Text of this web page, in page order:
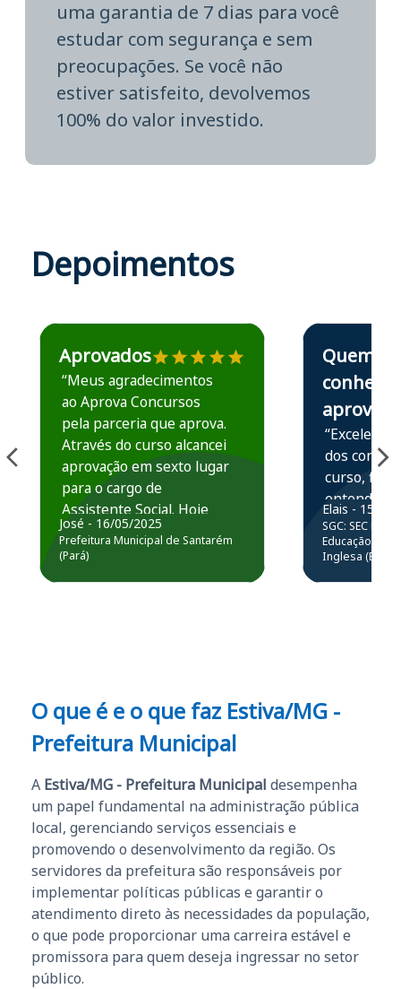
uma garantia de 7 dias para você
estudar com segurança e sem
preocupações. Se você não
estiver satisfeito, devolvemos
100% do valor investido.
Depoimentos
Estudante José recomenda o Aprova Concursos em
Aprovados
“Meus agradecimentos
ao Aprova Concursos
pela parceria que aprova.
Através do curso alcancei
aprovação em sexto lugar
para o cargo de
Assistente Social. Hoje
estou atuando na
Prefeitura de Santarém.
José - 16/05/2025
Prefeitura Municipal de Santarém
(Pará)
Estudante Elais
Quem
conhece,
aprova
“Excelente
dos
curso,
entender e
prática
resolução
questões.”
Elais - 15/07/
SGC: SEC BA
Educação
Inglesa (Edital
O que é e o que faz Estiva/MG -
Prefeitura Municipal
A Estiva/MG - Prefeitura Municipal desempenha
um papel fundamental na administração pública
local, gerenciando serviços essenciais e
promovendo o desenvolvimento da região. Os
servidores da prefeitura são responsáveis por
implementar políticas públicas e garantir o
atendimento direto às necessidades da população,
o que pode proporcionar uma carreira estável e
promissora para quem deseja ingressar no setor
público.